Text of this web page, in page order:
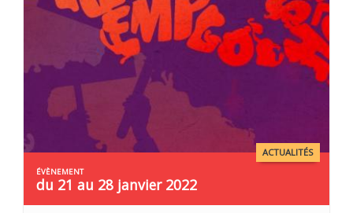
ACTUALITÉS
du 21 au 28 janvier 2022